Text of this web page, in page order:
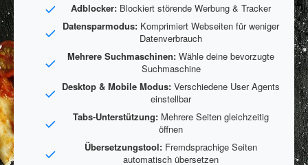
Adblocker: Blockiert störende Werbung & Tracker
Datensparmodus: Komprimiert Webseiten für weniger
Datenverbrauch
Mehrere Suchmaschinen: Wähle deine bevorzugte
Suchmaschine
Desktop & Mobile Modus: Verschiedene User Agents
einstellbar
Tabs-Unterstützung: Mehrere Seiten gleichzeitig
öffnen
Übersetzungstool: Fremdsprachige Seiten
automatisch übersetzen